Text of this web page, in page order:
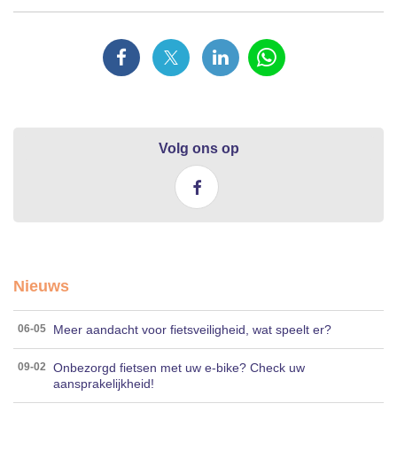
Volg ons op
Nieuws
06-05 Meer aandacht voor fietsveiligheid, wat speelt er?
09-02
Onbezorgd fietsen met uw e-bike? Check uw
aansprakelijkheid!